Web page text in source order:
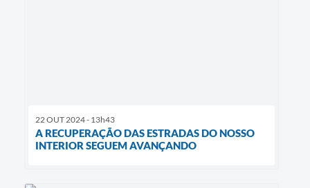
22 OUT 2024 - 13h43
A RECUPERAÇÃO DAS ESTRADAS DO NOSSO
INTERIOR SEGUEM AVANÇANDO